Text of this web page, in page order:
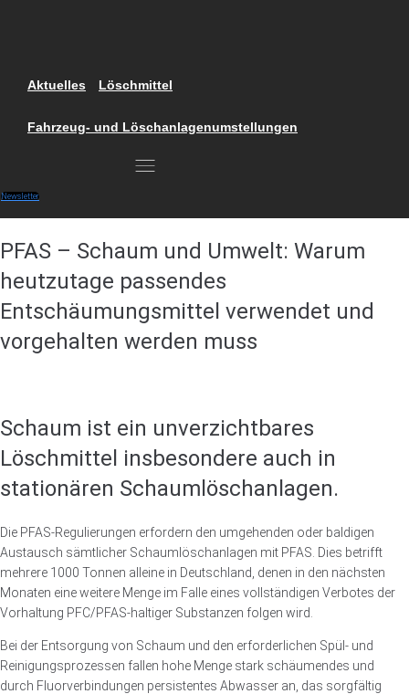
Aktuelles Löschmittel
Fahrzeug- und Löschanlagenumstellungen
Newsletter
PFAS – Schaum und Umwelt: Warum
heutzutage passendes
Entschäumungsmittel verwendet und
vorgehalten werden muss
Schaum ist ein unverzichtbares
Löschmittel insbesondere auch in
stationären Schaumlöschanlagen.
Die PFAS-Regulierungen erfordern den umgehenden oder baldigen
Austausch sämtlicher Schaumlöschanlagen mit PFAS. Dies betrifft
mehrere 1000 Tonnen alleine in Deutschland, denen in den nächsten
Monaten eine weitere Menge im Falle eines vollständigen Verbotes der
Vorhaltung PFC/PFAS-haltiger Substanzen folgen wird.
Bei der Entsorgung von Schaum und den erforderlichen Spül- und
Reinigungsprozessen fallen hohe Menge stark schäumendes und
durch Fluorverbindungen persistentes Abwasser an, das sorgfältig